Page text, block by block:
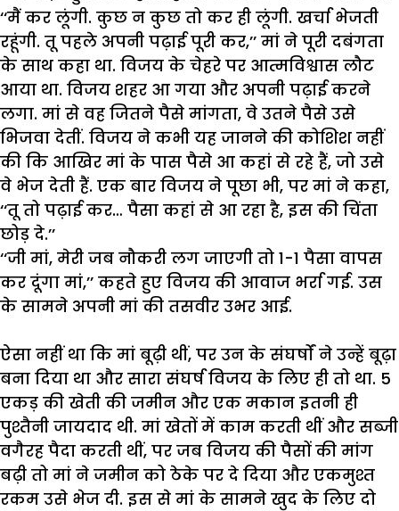
‘‘मैं कर लूंगी. कुछ न कुछ तो कर ही लूंगी. खर्चा भेजती
रहूंगी. तू पहले अपनी पढ़ाई पूरी कर,’’ मां ने पूरी दबंगता
के साथ कहा था. विजय के चेहरे पर आत्मविश्वास लौट
आया था. विजय शहर आ गया और अपनी पढ़ाई करने
लगा. मां से वह जितने पैसे मांगता, वे उतने पैसे उसे
भिजवा देतीं. विजय ने कभी यह जानने की कोशिश नहीं
की कि आखिर मां के पास पैसे आ कहां से रहे हैं, जो उसे
वे भेज देती हैं. एक बार विजय ने पूछा भी, पर मां ने कहा,
‘‘तू तो पढ़ाई कर… पैसा कहां से आ रहा है, इस की चिंता
छोड़ दे.’’
‘‘जी मां, मेरी जब नौकरी लग जाएगी तो 1-1 पैसा वापस
कर दूंगा मां,’’ कहते हुए विजय की आवाज भर्रा गई. उस
के सामने अपनी मां की तसवीर उभर आई.
ऐसा नहीं था कि मां बूढ़ी थीं, पर उन के संघर्षों ने उन्हें बूढ़ा
बना दिया था और सारा संघर्ष विजय के लिए ही तो था. 5
एकड़ की खेती की जमीन और एक मकान इतनी ही
पुश्तैनी जायदाद थी. मां खेतों में काम करती थीं और सब्जी
वगैरह पैदा करती थीं, पर जब विजय की पैसों की मांग
बढ़ी तो मां ने जमीन को ठेके पर दे दिया और एकमुश्त
रकम उसे भेज दी. इस से मां के सामने खुद के लिए दो